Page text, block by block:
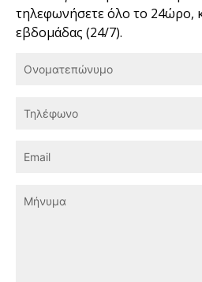
τηλεφωνήσετε όλο το 24ώρο,
εβδομάδας (24/7).